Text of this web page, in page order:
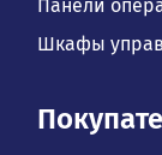
Панели
Шкафы